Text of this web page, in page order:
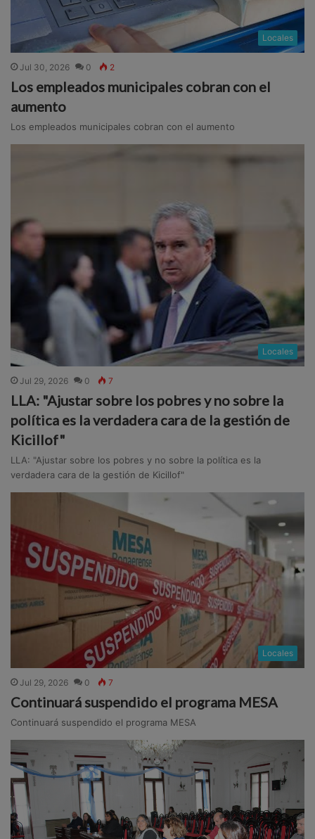
Locales
Jul 30, 2026 0 2
Los empleados municipales cobran con el
aumento
Los empleados municipales cobran con el aumento
Locales
Jul 29, 2026 0 7
LLA: "Ajustar sobre los pobres y no sobre la
política es la verdadera cara de la gestión de
Kicillof"
LLA: "Ajustar sobre los pobres y no sobre la política es la
verdadera cara de la gestión de Kicillof"
Locales
Jul 29, 2026 0 7
Continuará suspendido el programa MESA
Continuará suspendido el programa MESA